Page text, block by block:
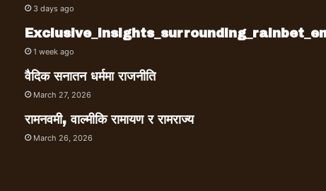
3 days ago
1 week ago
वैदिक सनातन धर्ममा राजनीति
March 27, 2026
रामनवमी, वाल्मीकि रामायण र रामराज्य
March 26, 2026